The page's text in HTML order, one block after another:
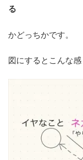
る
かどっちかです。
図にするとこんな感